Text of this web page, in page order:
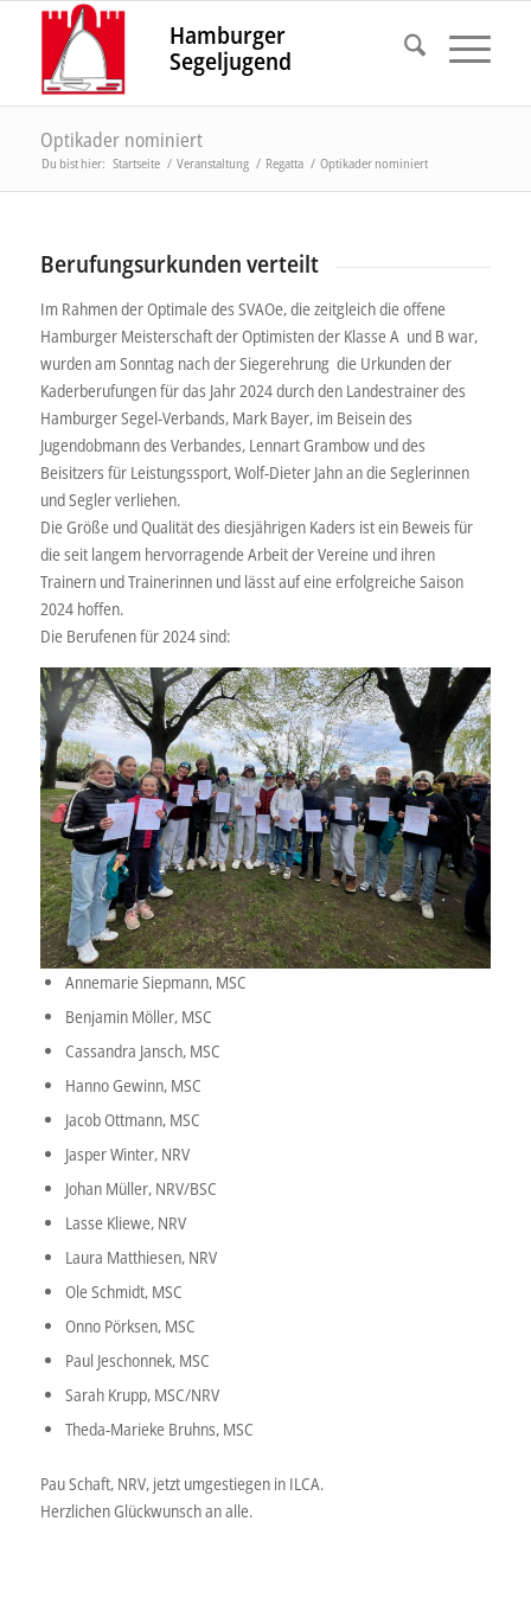
Hamburger
Segeljugend
Optikader nominiert
Du bist hier: Startseite / Veranstaltung / Regatta / Optikader nominiert
Berufungsurkunden verteilt
Im Rahmen der Optimale des SVAOe, die zeitgleich die offene
Hamburger Meisterschaft der Optimisten der Klasse A und B war,
wurden am Sonntag nach der Siegerehrung die Urkunden der
Kaderberufungen für das Jahr 2024 durch den Landestrainer des
Hamburger Segel-Verbands, Mark Bayer, im Beisein des
Jugendobmann des Verbandes, Lennart Grambow und des
Beisitzers für Leistungssport, Wolf-Dieter Jahn an die Seglerinnen
und Segler verliehen.
Die Größe und Qualität des diesjährigen Kaders ist ein Beweis für
die seit langem hervorragende Arbeit der Vereine und ihren
Trainern und Trainerinnen und lässt auf eine erfolgreiche Saison
2024 hoffen.
Die Berufenen für 2024 sind:
Annemarie Siepmann, MSC
Benjamin Möller, MSC
Cassandra Jansch, MSC
Hanno Gewinn, MSC
Jacob Ottmann, MSC
Jasper Winter, NRV
Johan Müller, NRV/BSC
Lasse Kliewe, NRV
Laura Matthiesen, NRV
Ole Schmidt, MSC
Onno Pörksen, MSC
Paul Jeschonnek, MSC
Sarah Krupp, MSC/NRV
Theda-Marieke Bruhns, MSC
Pau Schaft, NRV, jetzt umgestiegen in ILCA.
Herzlichen Glückwunsch an alle.